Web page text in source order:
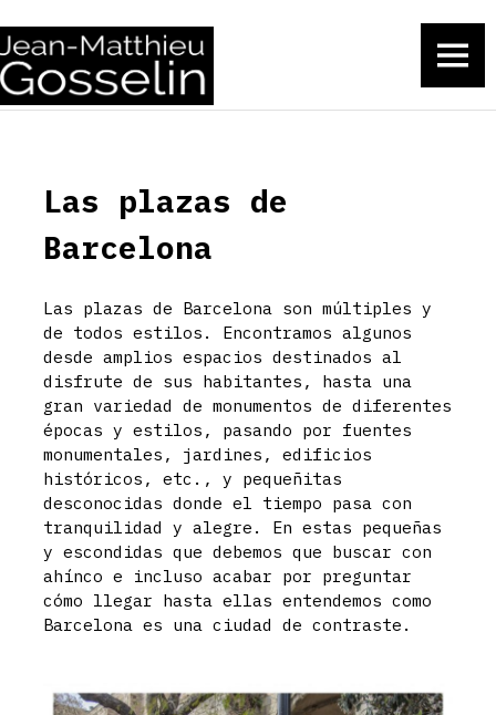
MENU
Las plazas de
Barcelona
Las plazas de Barcelona son múltiples y
de todos estilos. Encontramos algunos
desde amplios espacios destinados al
disfrute de sus habitantes, hasta una
gran variedad de monumentos de diferentes
épocas y estilos, pasando por fuentes
monumentales, jardines, edificios
históricos, etc., y pequeñitas
desconocidas donde el tiempo pasa con
tranquilidad y alegre. En estas pequeñas
y escondidas que debemos que buscar con
ahínco e incluso acabar por preguntar
cómo llegar hasta ellas entendemos como
Barcelona es una ciudad de contraste.